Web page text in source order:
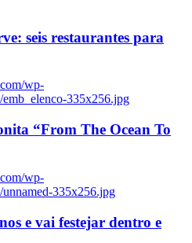
seis restaurantes para
wp-
335x256.jpg
“From The Ocean To
wp-
335x256.jpg
e vai festejar dentro e